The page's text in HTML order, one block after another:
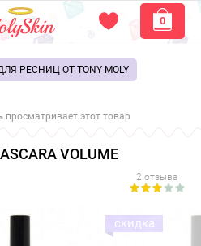
0
РЕСНИЦ ОТ TONY MOLY
просматривает этот товар
VOLUME
2 отзыва